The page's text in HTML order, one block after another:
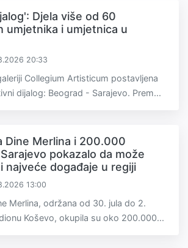
Djela više od 60
umjetnika i umjetnica u
20:33
Collegium Artisticum postavljena
dijalog: Beograd - Sarajevo. Prem...
Dine Merlina i 200.000
pokazalo da može
najveće događaje u regiji
13:00
Merlina, održana od 30. jula do 2.
Koševo, okupila su oko 200.000...